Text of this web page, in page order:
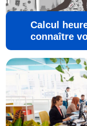
Calcul
connaître